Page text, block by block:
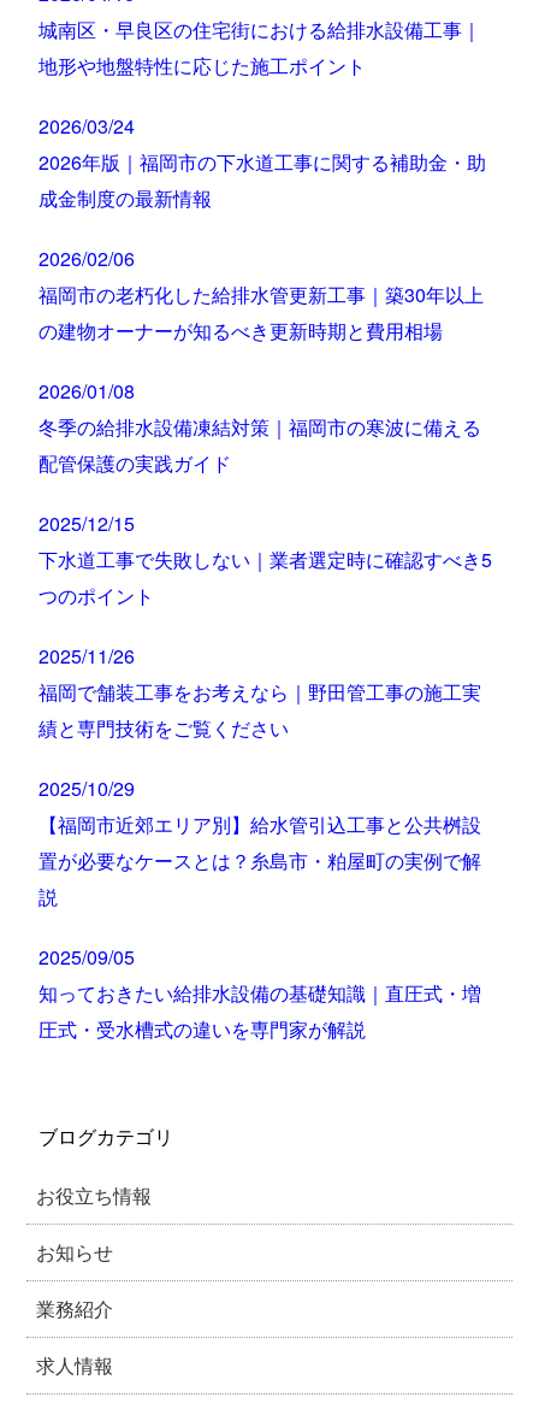
城南区・早良区の住宅街における給排水設備工事｜
地形や地盤特性に応じた施工ポイント
2026/03/24
2026年版｜福岡市の下水道工事に関する補助金・助
成金制度の最新情報
2026/02/06
福岡市の老朽化した給排水管更新工事｜築30年以上
の建物オーナーが知るべき更新時期と費用相場
2026/01/08
冬季の給排水設備凍結対策｜福岡市の寒波に備える
配管保護の実践ガイド
2025/12/15
下水道工事で失敗しない｜業者選定時に確認すべき5
つのポイント
2025/11/26
福岡で舗装工事をお考えなら｜野田管工事の施工実
績と専門技術をご覧ください
2025/10/29
【福岡市近郊エリア別】給水管引込工事と公共桝設
置が必要なケースとは？糸島市・粕屋町の実例で解
説
2025/09/05
知っておきたい給排水設備の基礎知識｜直圧式・増
圧式・受水槽式の違いを専門家が解説
ブログカテゴリ
お役立ち情報
お知らせ
業務紹介
求人情報